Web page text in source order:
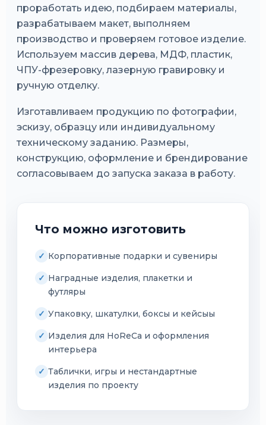
проработать идею, подбираем материалы,
разрабатываем макет, выполняем
производство и проверяем готовое изделие.
Используем массив дерева, МДФ, пластик,
ЧПУ-фрезеровку, лазерную гравировку и
ручную отделку.
Изготавливаем продукцию по фотографии,
эскизу, образцу или индивидуальному
техническому заданию. Размеры,
конструкцию, оформление и брендирование
согласовываем до запуска заказа в работу.
Что можно изготовить
Корпоративные подарки и сувениры
Наградные изделия, плакетки и
футляры
Упаковку, шкатулки, боксы и кейсыы
Изделия для HoReCa и оформления
интерьера
Таблички, игры и нестандартные
изделия по проекту